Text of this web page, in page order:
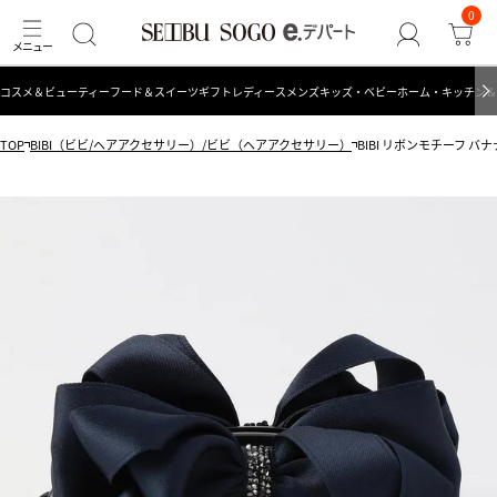
0
コスメ＆ビューティーフード＆スイーツギフト レディース メンズキッズ・ベビーホーム・キッチン
TOP BIBI（ビビ/ヘアアクセサリー）/ビビ（ヘアアクセサリー） BIBI リボンモチーフ バ